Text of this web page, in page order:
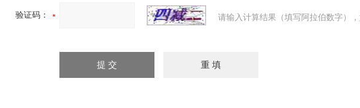
验证码： 请输入计算结果（填写阿拉伯数字）